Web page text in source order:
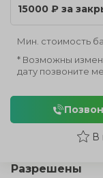
Разрешены
15000 ₽ за
Мин. стоимость
* Возможны
дату позвоните